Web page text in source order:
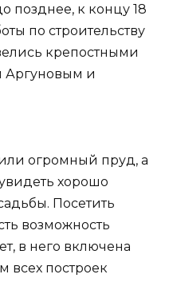
позднее, к концу 18
по строительству
крепостными
Аргуновым и
огромный пруд, а
хорошо
Посетить
возможность
в него включена
всех построек